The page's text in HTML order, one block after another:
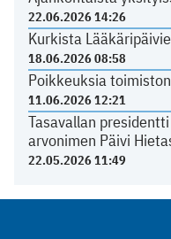
22.06.2026 14:26
Kurkista
18.06.2026 08:58
Poikkeuksia
11.06.2026 12:21
Tasavallan
arvonimen Päivi
22.05.2026 11:49